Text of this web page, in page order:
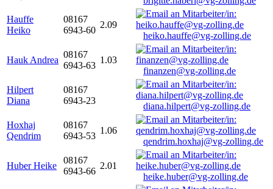
Hauffe
Heiko
08167
6943-60
2.09
heiko.hauffe@vg-zolling.de
Hauk Andrea
08167
6943-63
1.03
finanzen@vg-zolling.de
Hilpert
Diana
08167
6943-23
diana.hilpert@vg-zolling.de
Hoxhaj
Qendrim
08167
6943-53
1.06
qendrim.hoxhaj@vg-zolling.de
Huber Heike
08167
6943-66
2.01
heike.huber@vg-zolling.de